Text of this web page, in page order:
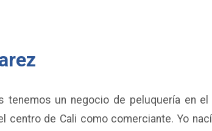
un negocio de peluquería en el
centro de Cali como comerciante. Yo